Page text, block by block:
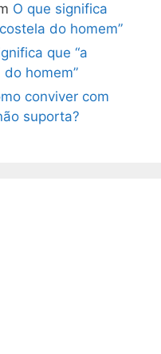
O que significa
do homem”
que “a
homem”
conviver com
suporta?